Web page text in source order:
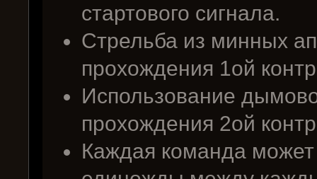
стартового сигнала.
Стрельба из минных
прохождения 1ой
Использование
прохождения 2ой
Каждая команда